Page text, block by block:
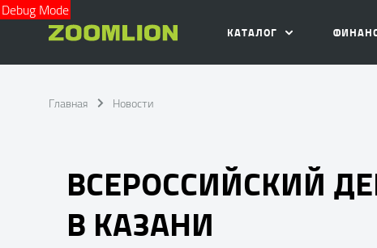
Debug Mode
КАТАЛОГ
Главная Новости
ВСЕРОССИЙСКИЙ
В КАЗАНИ